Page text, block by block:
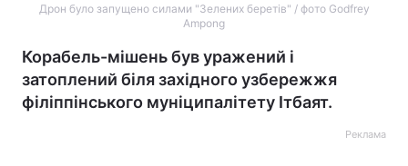
Дрон було запущено силами "Зелених беретів" / фото Godfrey
Ampong
Корабель-мішень був уражений і
затоплений біля західного узбережжя
філіппінського муніципалітету Ітбаят.
Реклама